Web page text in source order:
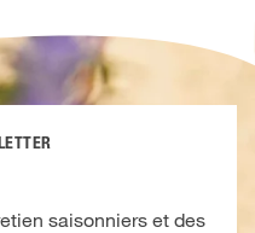
saisonniers et des